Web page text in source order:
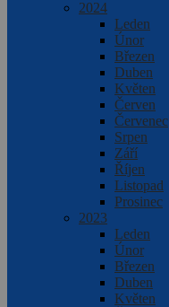
2024
Leden
Únor
Březen
Duben
Květen
Červen
Červenec
Srpen
Září
Říjen
Listopad
Prosinec
2023
Leden
Únor
Březen
Duben
Květen